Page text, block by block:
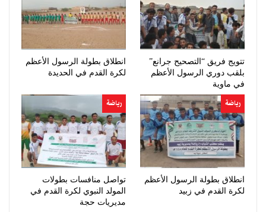
تتويج فريق “التصحيح جرانع”
بلقب دوري الرسول الأعظم
في ماوية
انطلاق بطولة الرسول الأعظم
لكرة القدم في الحديدة
رياضة
انطلاق بطولة الرسول الأعظم
لكرة القدم في زبيد
رياضة
تواصل منافسات بطولات
المولد النبوي لكرة القدم في
مديريات حجة